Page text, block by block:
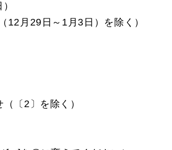
12月29日～1月3日）を除く）
〔2〕を除く）